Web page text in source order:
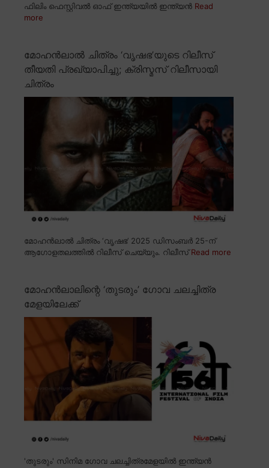
ഫിലിം ഫെസ്റ്റിവൽ ഓഫ് ഇന്ത്യയിൽ ഇന്ത്യൻ Read
more
മോഹൻലാൽ ചിത്രം ‘വൃഷഭ’യുടെ റിലീസ്
തീയതി പ്രഖ്യാപിച്ചു; ക്രിസ്മസ് റിലീസായി
ചിത്രം
മോഹൻലാൽ ചിത്രം ‘വൃഷഭ’ 2025 ഡിസംബർ 25-ന്
ആഗോളതലത്തിൽ റിലീസ് ചെയ്യും. റിലീസ്Read more
മോഹൻലാലിന്റെ ‘തുടരും’ ഗോവ ചലച്ചിത്ര
മേളയിലേക്ക്
'തുടരും' സിനിമ ഗോവ ചലച്ചിത്രമേളയിൽ ഇന്ത്യൻ